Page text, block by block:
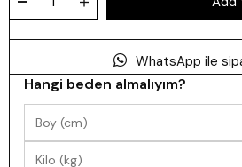
WhatsApp ile
Hangi beden almalıyım?